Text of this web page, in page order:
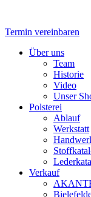
springen
Termin vereinbaren
Flyout Über uns
Team
Historie
Video
Unser
Polsterei
Ablauf
Werkstatt
Verkauf